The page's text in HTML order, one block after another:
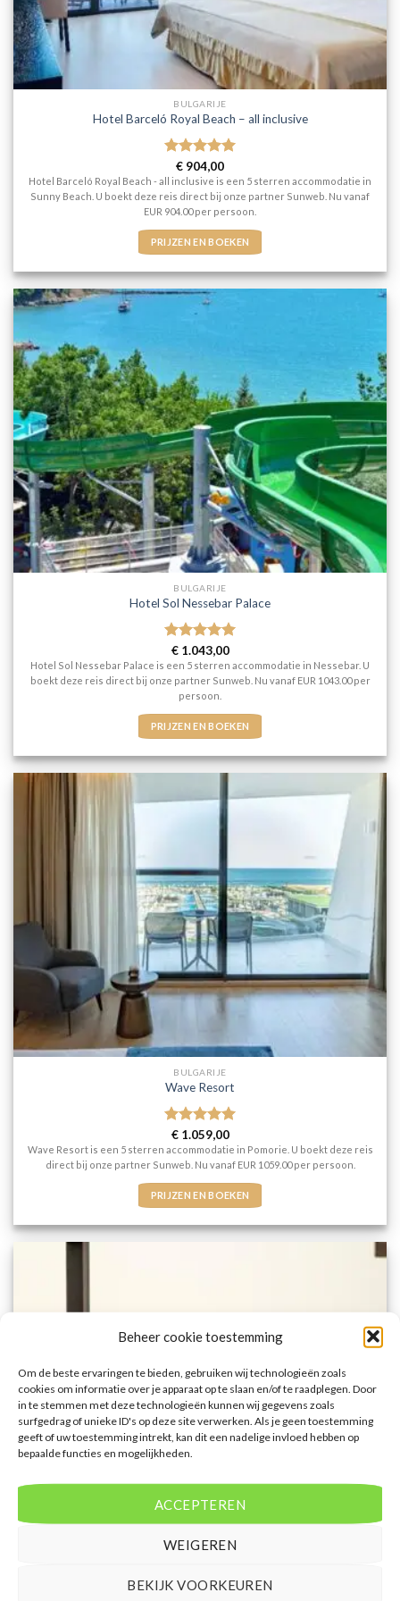
Beheer cookie toestemming
Om de beste ervaringen te bieden, gebruiken wij technologieën zoals
cookies om informatie over je apparaat op te slaan en/of te raadplegen. Door
in te stemmen met deze technologieën kunnen wij gegevens zoals
surfgedrag of unieke ID's op deze site verwerken. Als je geen toestemming
geeft of uw toestemming intrekt, kan dit een nadelige invloed hebben op
bepaalde functies en mogelijkheden.
ACCEPTEREN
WEIGEREN
BEKIJK VOORKEUREN
BULGARIJE
Hotel Barceló Royal Beach – all inclusive
Gewaardeerd
5uit 5
€ 904,00
Hotel Barceló Royal Beach - all inclusive is een 5 sterren accommodatie in
Sunny Beach. U boekt deze reis direct bij onze partner Sunweb. Nu vanaf
EUR 904.00 per persoon.
PRIJZEN EN BOEKEN
BULGARIJE
Hotel Sol Nessebar Palace
Gewaardeerd
5uit 5
€1.043,00
Hotel Sol Nessebar Palace is een 5 sterren accommodatie in Nessebar. U
boekt deze reis direct bij onze partner Sunweb. Nu vanaf EUR 1043.00 per
persoon.
PRIJZEN EN BOEKEN
BULGARIJE
Wave Resort
Gewaardeerd
5uit 5
€1.059,00
Wave Resort is een 5 sterren accommodatie in Pomorie. U boekt deze reis
direct bij onze partner Sunweb. Nu vanaf EUR 1059.00 per persoon.
PRIJZEN EN BOEKEN
BULGARIJE